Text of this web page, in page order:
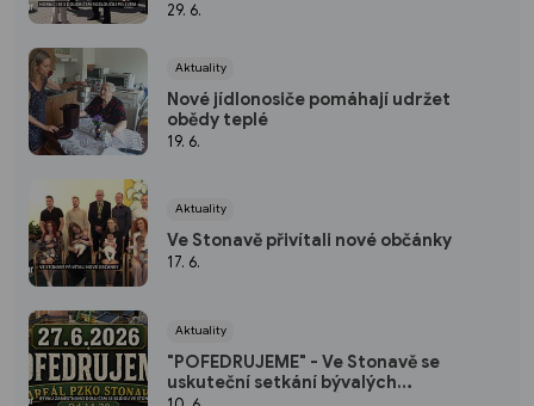
29. 6.
Aktuality
Nové jídlonosiče pomáhají udržet
obědy teplé
19. 6.
Aktuality
Ve Stonavě přivítali nové občánky
17. 6.
Aktuality
"POFEDRUJEME" - Ve Stonavě se
uskuteční setkání bývalých